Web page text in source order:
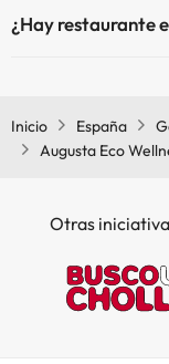
zonas comunes.
¿Hay restaurante
Inicio España
Augusta Eco
Otras